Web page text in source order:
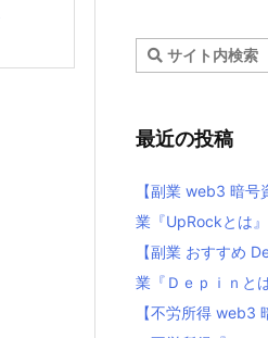
最近の投稿
【副業 web3 暗
業『UpRockとは
【副業 おすすめ
業『Ｄｅｐｉｎと
【不労所得 web3